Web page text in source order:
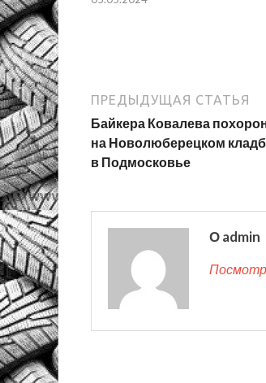
ПРЕДЫДУЩАЯ СТАТЬЯ
Байкера Ковалева
на Новолюберецком
в Подмосковье
О admin